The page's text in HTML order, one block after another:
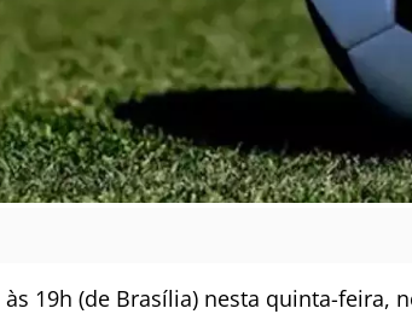
19h (de Brasília) nesta quinta-feira,